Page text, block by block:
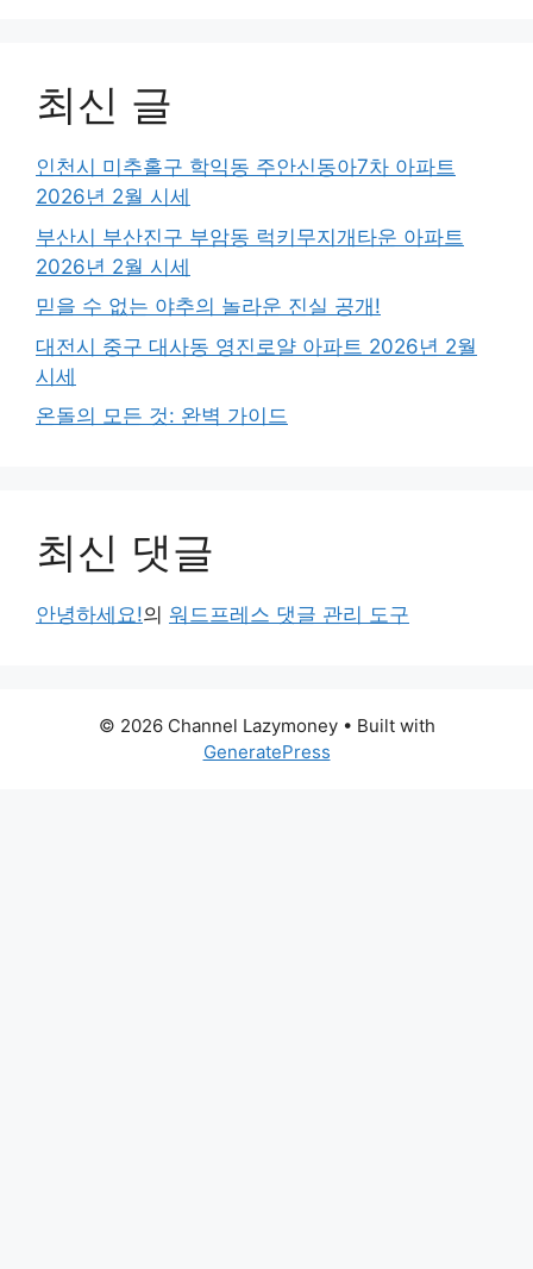
최신 글
인천시 미추홀구 학익동 주안신동아7차 아파트
2026년 2월 시세
부산시 부산진구 부암동 럭키무지개타운 아파트
2026년 2월 시세
믿을 수 없는 야추의 놀라운 진실 공개!
대전시 중구 대사동 영진로얄 아파트 2026년 2월
시세
온돌의 모든 것: 완벽 가이드
최신 댓글
안녕하세요!의 워드프레스 댓글 관리 도구
© 2026 Channel Lazymoney• Built with
GeneratePress